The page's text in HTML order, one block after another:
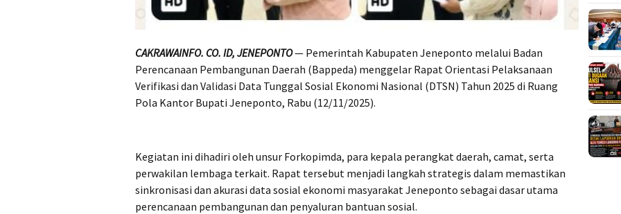
CAKRAWAINFO. CO. ID, JENEPONTO— Pemerintah Kabupaten Jeneponto melalui Badan
Perencanaan Pembangunan Daerah (Bappeda) menggelar Rapat Orientasi Pelaksanaan
Verifikasi dan Validasi Data Tunggal Sosial Ekonomi Nasional (DTSN) Tahun 2025 di Ruang
Pola Kantor Bupati Jeneponto, Rabu (12/11/2025).
Kegiatan ini dihadiri oleh unsur Forkopimda, para kepala perangkat daerah, camat, serta
perwakilan lembaga terkait. Rapat tersebut menjadi langkah strategis dalam memastikan
sinkronisasi dan akurasi data sosial ekonomi masyarakat Jeneponto sebagai dasar utama
perencanaan pembangunan dan penyaluran bantuan sosial.